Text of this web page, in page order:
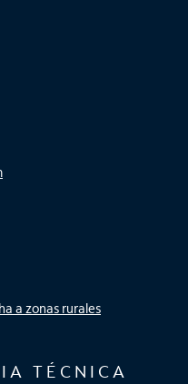
a zonas rurales
TÉCNICA